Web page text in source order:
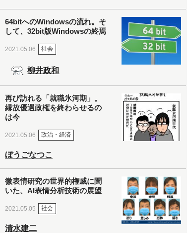
64bitへのWindowsの流れ。そ
して、32bit版Windowsの終焉
2021.05.06 社会
柳井政和
再び訪れる「就職氷河期」。
縁故優遇政権を終わらせるの
は今
2021.05.06 政治・経済
ぼうごなつこ
微表情研究の世界的権威に聞
いた、AI表情分析技術の展望
2021.05.05 社会
清水建二